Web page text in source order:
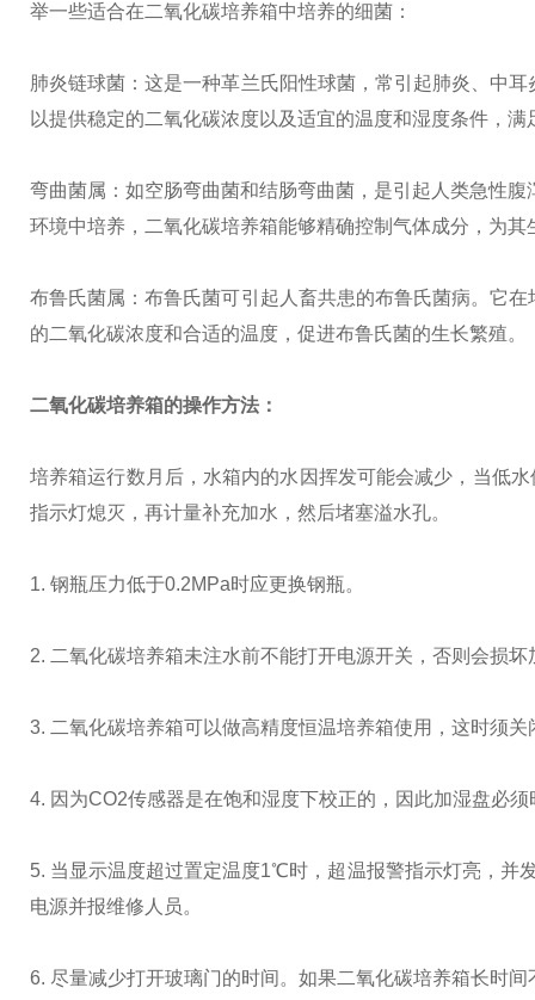
举一些适合在二氧化碳培养箱中培养的细菌：
肺炎链球菌：这是一种革兰氏阳性球菌，常引起肺炎、中
以提供稳定的二氧化碳浓度以及适宜的温度和湿度条件，满
弯曲菌属：如空肠弯曲菌和结肠弯曲菌，是引起人类急性
环境中培养，二氧化碳培养箱能够精确控制气体成分，为
布鲁氏菌属：布鲁氏菌可引起人畜共患的布鲁氏菌病。它
的二氧化碳浓度和合适的温度，促进布鲁氏菌的生长繁殖。
二氧化碳培养箱的操作方法：
培养箱运行数月后，水箱内的水因挥发可能会减少，当低
指示灯熄灭，再计量补充加水，然后堵塞溢水孔。
1. 钢瓶压力低于0.2MPa时应更换钢瓶。
2. 二氧化碳培养箱未注水前不能打开电源开关，否则会损坏
3. 二氧化碳培养箱可以做高精度恒温培养箱使用，这时须
4. 因为CO2传感器是在饱和湿度下校正的，因此加湿盘必
5. 当显示温度超过置定温度1℃时，超温报警指示灯亮，并
电源并报维修人员。
6. 尽量减少打开玻璃门的时间。如果二氧化碳培养箱长时